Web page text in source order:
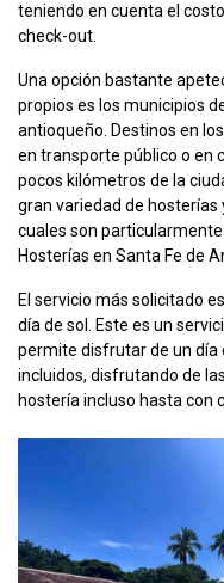
teniendo en cuenta el
check-out.
Una opción bastante
propios es los municipios
antioqueño. Destinos en
en transporte público o en
pocos kilómetros de la
gran variedad de hosterías
cuales son
Hosterías en Santa Fe de
El servicio más solicitado
día de sol. Este es un
permite disfrutar de un día
incluidos, disfrutando de
hostería incluso hasta con